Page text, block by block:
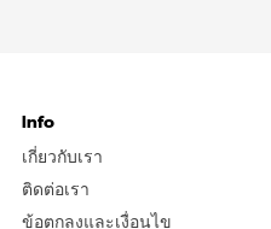
Info
เกี่ยวกับเรา
ติดต่อเรา
ข้อตกลงและเงื่อนไข